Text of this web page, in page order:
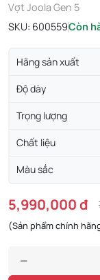
Vợt Joola Gen 5
SKU: 600559Còn
Hãng sản xuất
Độ dày
Trọng lượng
Chất liệu
Màu sắc
5,990,000 đ
(Sản phẩm chính